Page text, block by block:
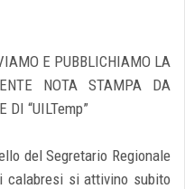
E PUBBLICHIAMO LA
NOTA STAMPA DA
DI “UILTemp”
del Segretario Regionale
calabresi si attivino subito